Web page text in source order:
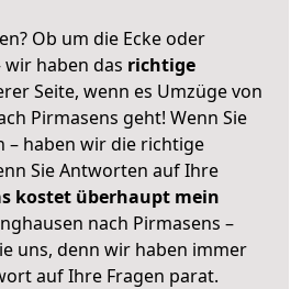
Ob um die Ecke oder
haben das richtige
Seite, wenn es Umzüge von
Pirmasens geht! Wenn Sie
– haben wir die richtige
Sie Antworten auf Ihre
kostet überhaupt mein
nach Pirmasens –
uns, denn wir haben immer
auf Ihre Fragen parat.